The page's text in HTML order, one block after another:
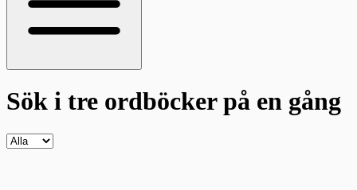
Sök i tre ordböckerpå en gång